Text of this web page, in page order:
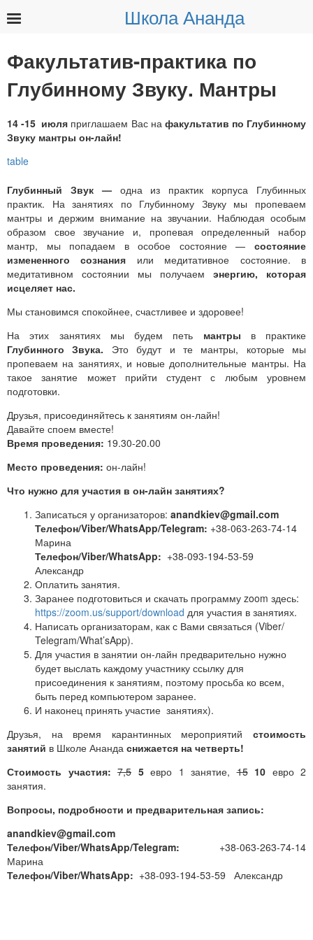
Школа Ананда
Факультатив-практика по
Глубинному Звуку. Мантры
14 -15 июля приглашаем Вас на факультатив по Глубинному
Звуку мантры он-лайн!
Глубинный Звук — одна из практик корпуса Глубинных
практик. На занятиях по Глубинному Звуку мы пропеваем
мантры и держим внимание на звучании. Наблюдая особым
образом свое звучание и, пропевая определенный набор
мантр, мы попадаем в особое состояние — состояние
измененного сознания или медитативное состояние. в
медитативном состоянии мы получаем энергию, которая
исцеляет нас.
Мы становимся спокойнее, счастливее и здоровее!
На этих занятиях мы будем петь мантры в практике
Глубинного Звука. Это будут и те мантры, которые мы
пропеваем на занятиях, и новые дополнительные мантры. На
такое занятие может прийти студент с любым уровнем
подготовки.
Друзья, присоединяйтесь к занятиям он-лайн!
Давайте споем вместе!
Время проведения: 19.30-20.00
Место проведения: он-лайн!
Что нужно для участия в он-лайн занятиях?
Записаться у организаторов: anandkiev@gmail.com
Телефон/Viber/WhatsApp/Telegram: +38-063-263-74-14
Марина
Телефон/Viber/WhatsApp: +38-093-194-53-59
Александр
Оплатить занятия.
Заранее подготовиться и скачать программу zoom здесь:
https://zoom.us/support/download для участия в занятиях.
Написать организаторам, как с Вами связаться (Viber/
Telegram/What’sApp).
Для участия в занятии он-лайн предварительно нужно
будет выслать каждому участнику ссылку для
присоединения к занятиям, поэтому просьба ко всем,
быть перед компьютером заранее.
И наконец принять участие занятиях).
Друзья, на время карантинных мероприятий стоимость
занятий в Школе Ананда снижается на четверть!
Стоимость участия: 7,5 5евро 1 занятие,15 10 евро 2
занятия.
Вопросы, подробности и предварительная запись:
anandkiev@gmail.com
Телефон/Viber/WhatsApp/Telegram: +38-063-263-74-14
Марина
Телефон/Viber/WhatsApp: +38-093-194-53-59 Александр